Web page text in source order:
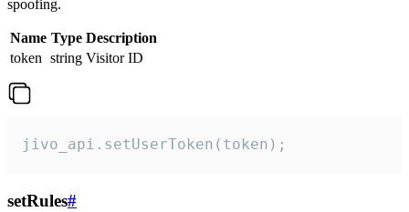
spoofing.
Name Type Description
token string Visitor ID
jivo_api.setUserToken(token);
setRules#